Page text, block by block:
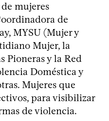
mujeres
de
MYSU (Mujer y
Mujer, la
Pioneras y la Red
Doméstica y
Mujeres que
para visibilizar
de violencia.